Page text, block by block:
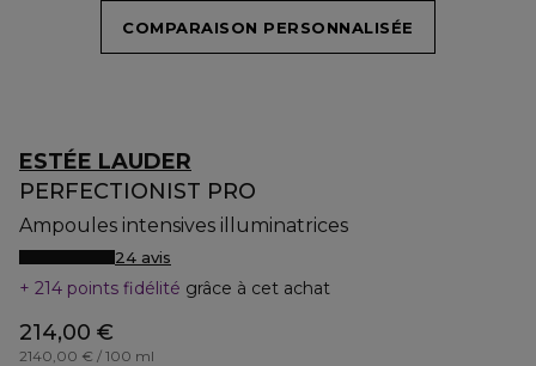
COMPARAISON PERSONNALISÉE
ESTÉE LAUDER
PERFECTIONIST PRO
Ampoules intensives illuminatrices
24 avis
214 points fidélité grâce à cet achat
214,00 €
2140,00 € / 100 ml